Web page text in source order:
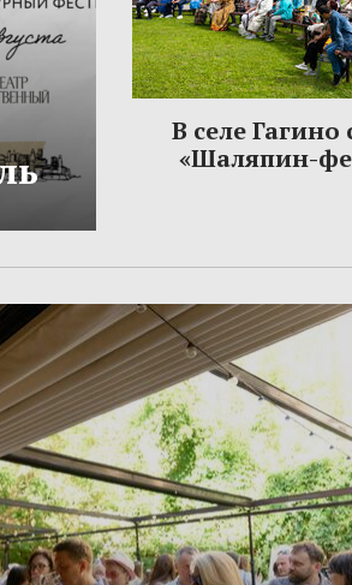
В селе Гагино
«Шаляпин-